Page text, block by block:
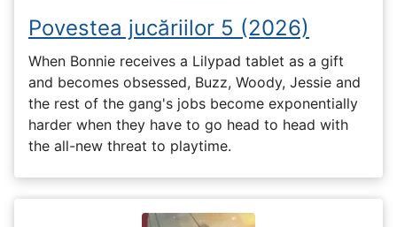
Povestea jucăriilor 5 (2026)
When Bonnie receives a Lilypad tablet as a gift
and becomes obsessed, Buzz, Woody, Jessie and
the rest of the gang's jobs become exponentially
harder when they have to go head to head with
the all-new threat to playtime.